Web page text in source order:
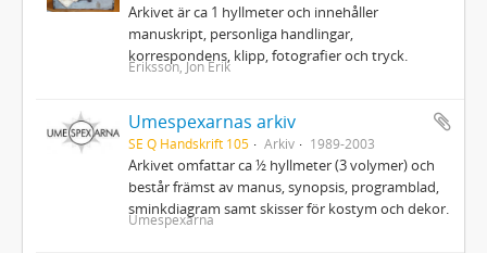
Arkivet är ca 1 hyllmeter och innehåller
manuskript, personliga handlingar,
korrespondens, klipp, fotografier och tryck.
Eriksson, Jon Erik
Umespexarnas arkiv
SE Q Handskrift 105 Arkiv 1989-2003
Arkivet omfattar ca ½ hyllmeter (3 volymer) och
består främst av manus, synopsis, programblad,
sminkdiagram samt skisser för kostym och dekor.
Umespexarna